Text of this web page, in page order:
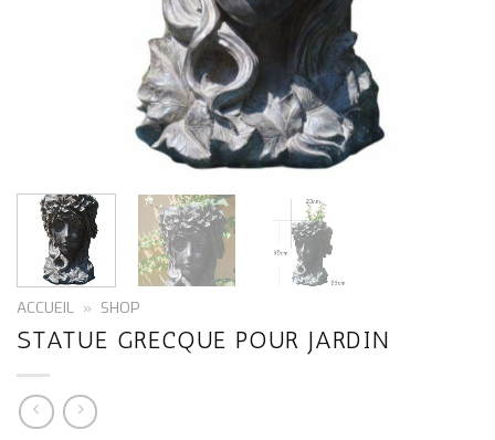
ACCUEIL » SHOP
STATUE GRECQUE POUR JARDIN